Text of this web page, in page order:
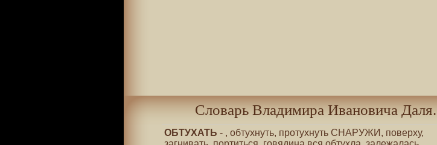
Словарь Владимира Ивановича Даля.
ОБТУХАТЬ - , обтухнуть, протухнуть СНАРУЖИ, поверху,